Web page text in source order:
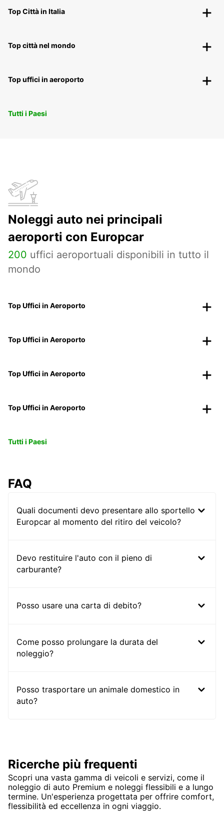
Top Città in Italia
Top città nel mondo
Top uffici in aeroporto
Tutti i Paesi
Noleggi auto nei principali
aeroporti con Europcar
200 uffici aeroportuali disponibili in tutto il
mondo
Top Uffici in Aeroporto
Top Uffici in Aeroporto
Top Uffici in Aeroporto
Top Uffici in Aeroporto
Tutti i Paesi
FAQ
Quali documenti devo presentare allo sportello
Europcar al momento del ritiro del veicolo?
Devo restituire l'auto con il pieno di
carburante?
Posso usare una carta di debito?
Come posso prolungare la durata del
noleggio?
Posso trasportare un animale domestico in
auto?
Ricerche più frequenti
Scopri una vasta gamma di veicoli e servizi, come il
noleggio di auto Premium e noleggi flessibili e a lungo
termine. Un'esperienza progettata per offrire comfort,
flessibilità ed eccellenza in ogni viaggio.